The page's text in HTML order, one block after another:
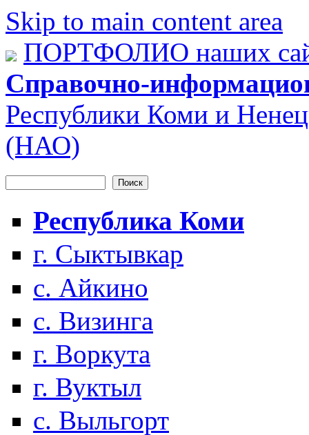
Skip to main content area
ПОРТФОЛИО наших
Справочно-
Республики Коми и
(НАО)
Форма поиска
Республика Коми
г. Сыктывкар
с. Айкино
с. Визинга
г. Воркута
г. Вуктыл
с. Выльгорт